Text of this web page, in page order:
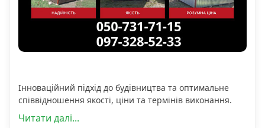
Інноваційний підхід до будівництва та оптимальне
співвідношення якості, ціни та термінів виконання.
Читати далі...